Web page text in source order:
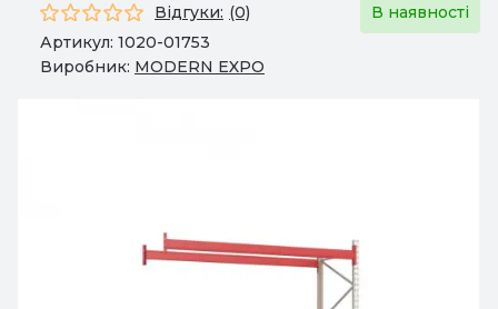
Відгуки: (0)
В наявності
Артикул: 1020-01753
Виробник: MODERN EXPO